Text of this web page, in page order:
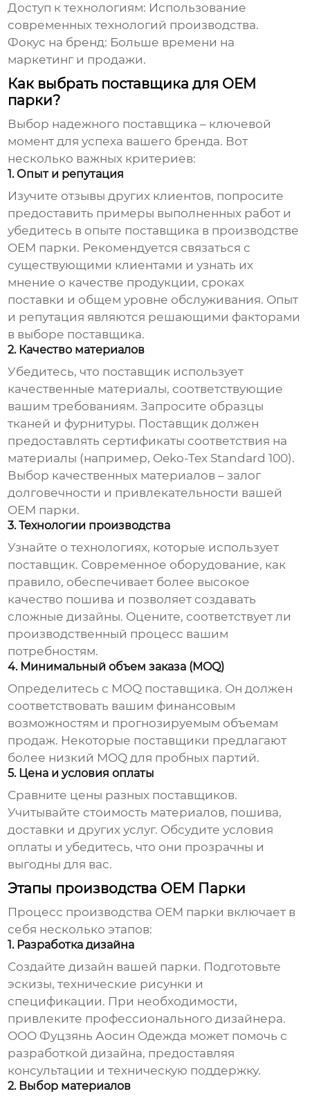
Доступ к технологиям: Использование
современных технологий производства.
Фокус на бренд: Больше времени на
маркетинг и продажи.
Как выбрать поставщика для OEM
парки?
Выбор надежного поставщика – ключевой
момент для успеха вашего бренда. Вот
несколько важных критериев:
1. Опыт и репутация
Изучите отзывы других клиентов, попросите
предоставить примеры выполненных работ и
убедитесь в опыте поставщика в производстве
OEM парки. Рекомендуется связаться с
существующими клиентами и узнать их
мнение о качестве продукции, сроках
поставки и общем уровне обслуживания. Опыт
и репутация являются решающими факторами
в выборе поставщика.
2. Качество материалов
Убедитесь, что поставщик использует
качественные материалы, соответствующие
вашим требованиям. Запросите образцы
тканей и фурнитуры. Поставщик должен
предоставлять сертификаты соответствия на
материалы (например, Oeko-Tex Standard 100).
Выбор качественных материалов – залог
долговечности и привлекательности вашей
OEM парки.
3. Технологии производства
Узнайте о технологиях, которые использует
поставщик. Современное оборудование, как
правило, обеспечивает более высокое
качество пошива и позволяет создавать
сложные дизайны. Оцените, соответствует ли
производственный процесс вашим
потребностям.
4. Минимальный объем заказа (MOQ)
Определитесь с MOQ поставщика. Он должен
соответствовать вашим финансовым
возможностям и прогнозируемым объемам
продаж. Некоторые поставщики предлагают
более низкий MOQ для пробных партий.
5. Цена и условия оплаты
Сравните цены разных поставщиков.
Учитывайте стоимость материалов, пошива,
доставки и других услуг. Обсудите условия
оплаты и убедитесь, что они прозрачны и
выгодны для вас.
Этапы производства OEM Парки
Процесс производства OEM парки включает в
себя несколько этапов:
1. Разработка дизайна
Создайте дизайн вашей парки. Подготовьте
эскизы, технические рисунки и
спецификации. При необходимости,
привлеките профессионального дизайнера.
ООО Фуцзянь Аосин Одежда может помочь с
разработкой дизайна, предоставляя
консультации и техническую поддержку.
2. Выбор материалов